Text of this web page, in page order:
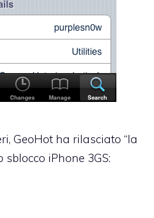
GeoHot ha rilasciato “la
sblocco iPhone 3GS: